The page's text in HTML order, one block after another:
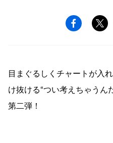
目まぐるしくチャートが入
け抜ける“つい考えちゃうん
第二弾！